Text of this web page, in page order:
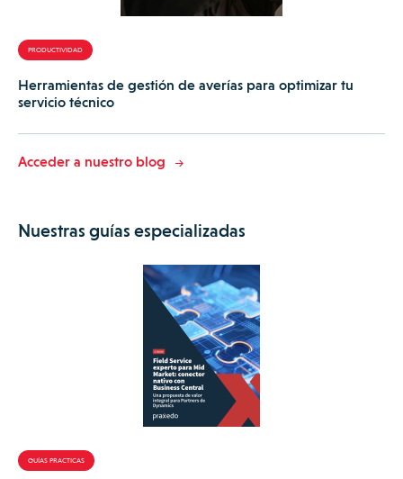
PRODUCTIVIDAD
Herramientas de gestión de averías para optimizar tu
servicio técnico
Acceder a nuestro blog
Nuestras guías especializadas
GUÍAS PRACTICAS